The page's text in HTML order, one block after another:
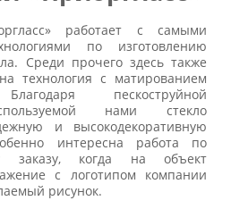
работает с самыми
по изготовлению
Среди прочего здесь также
технология с матированием
пескоструйной
нами стекло
и высокодекоративную
интересна работа по
заказу, когда на объект
с логотипом компании
рисунок.